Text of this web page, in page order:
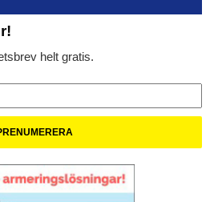
helt gratis.